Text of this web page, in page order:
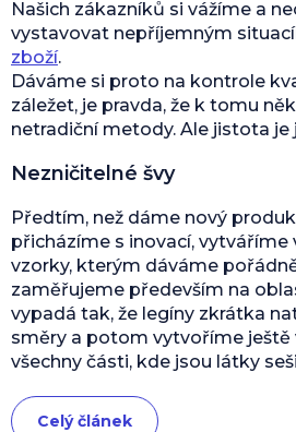
Našich zákazníků si vážíme a
vystavovat nepříjemným
zboží.
Dáváme si proto na kontrole
záležet, je pravda, že k tomu
netradiční metody. Ale jistota je
Nezničitelné švy
Předtím, než dáme nový
přicházíme s inovací, vytváříme
vzorky, kterým dáváme
zaměřujeme především na
vypadá tak, že legíny zkrátka
směry a potom vytvoříme ještě
všechny části, kde jsou látky
Celý článek